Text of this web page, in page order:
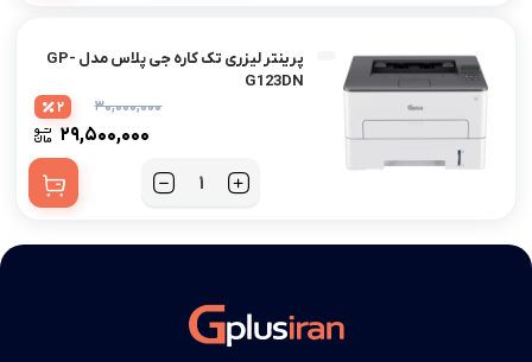
پرینتر لیزری تک کاره جی پلاس مدل GP-
G123DN
۳۰,۰۰۰,۰۰۰
۲۹,۵۰۰,۰۰۰
2